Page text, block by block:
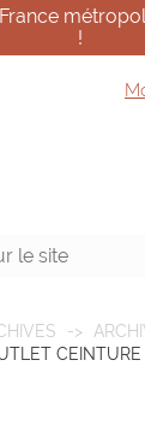
!
CEINTURE